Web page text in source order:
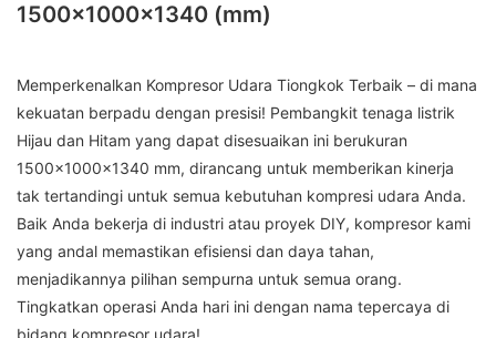
1500x1000x1340 (mm)
Memperkenalkan Kompresor Udara Tiongkok Terbaik – di mana
kekuatan berpadu dengan presisi! Pembangkit tenaga listrik
Hijau dan Hitam yang dapat disesuaikan ini berukuran
1500x1000x1340 mm, dirancang untuk memberikan kinerja
tak tertandingi untuk semua kebutuhan kompresi udara Anda.
Baik Anda bekerja di industri atau proyek DIY, kompresor kami
yang andal memastikan efisiensi dan daya tahan,
menjadikannya pilihan sempurna untuk semua orang.
Tingkatkan operasi Anda hari ini dengan nama tepercaya di